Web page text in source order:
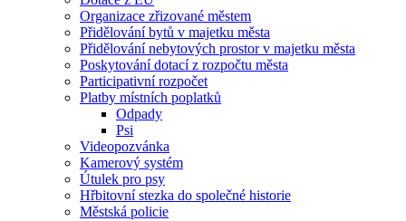
Organizace zřizované městem
Přidělování bytů v majetku města
Přidělování nebytových prostor v majetku města
Poskytování dotací z rozpočtu města
Participativní rozpočet
Platby místních poplatků
Odpady
Psi
Videopozvánka
Kamerový systém
Útulek pro psy
Hřbitovní stezka do společné historie
Městská policie